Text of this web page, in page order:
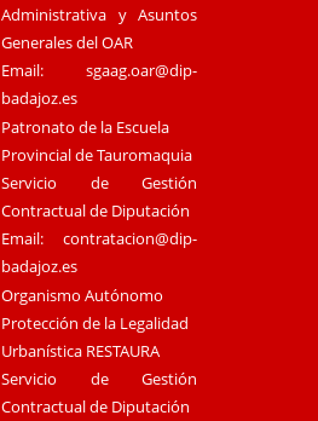
Administrativa y Asuntos
Generales del OAR
Email:sgaag.oar@dip-
badajoz.es
Patronato de la Escuela
Provincial de Tauromaquia
Servicio de Gestión
Contractual de Diputación
Email:contratacion@dip-
badajoz.es
Organismo Autónomo
Protección de la Legalidad
Urbanística RESTAURA
Servicio de Gestión
Contractual de Diputación